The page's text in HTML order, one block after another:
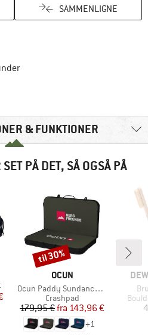
SAMMENLIGNE
certificeret - oplysningerne får du
& FUNKTIONER
PÅ DET, SÅ OGSÅ PÅ
MÆRKE
OCUN
Artikel
Ocun Paddy Sundance Bergfreunde
Produktgruppe
Crashpad
Pris
179,95 € Nedsat pris
fra 143,96 €
+1
Rabat
til 30%